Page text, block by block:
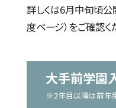
詳しくは6月中旬頃公
度ページ）をご確認く
大手前学園
※2年目以降は前年